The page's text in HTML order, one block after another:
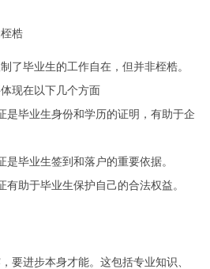
梏
了毕业生的工作自在，但并非桎梏。
现在以下几个方面
是毕业生身份和学历的证明，有助于企
是毕业生签到和落户的重要依据。
有助于毕业生保护自己的合法权益。
要进步本身才能。这包括专业知识、